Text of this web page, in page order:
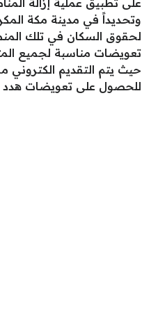
وتحديداً في مدينة مكة
لحقوق السكان في تلك
تعويضات مناسبة لجميع
حيث يتم التقديم الكتروني
للحصول على تعويضات هدد مكة